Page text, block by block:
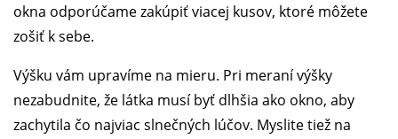
okna odporúčame zakúpiť viacej kusov, ktoré môžete
zošiť k sebe.
Výšku vám upravíme na mieru. Pri meraní výšky
nezabudnite, že látka musí byť dlhšia ako okno, aby
zachytila čo najviac slnečných lúčov. Myslite tiež na